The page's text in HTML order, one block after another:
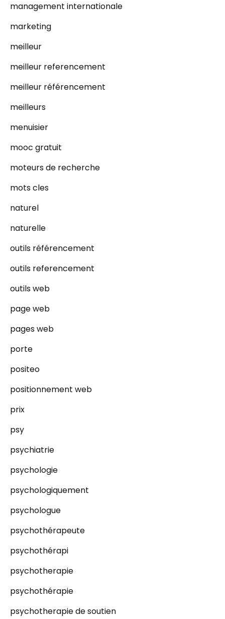
management internationale
marketing
meilleur
meilleur referencement
meilleur référencement
meilleurs
menuisier
mooc gratuit
moteurs de recherche
mots cles
naturel
naturelle
outils référencement
outils referencement
outils web
page web
pages web
porte
positeo
positionnement web
prix
psy
psychiatrie
psychologie
psychologiquement
psychologue
psychothérapeute
psychothérapi
psychotherapie
psychothérapie
psychotherapie de soutien